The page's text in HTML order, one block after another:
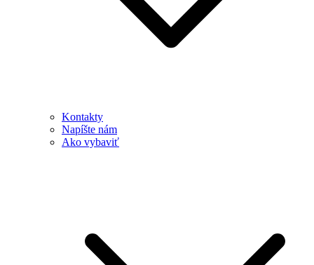
Kontakty
Napíšte nám
Ako vybaviť